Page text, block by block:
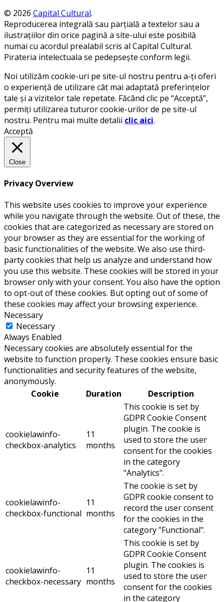
© 2026 Capital Cultural.
Reproducerea integrală sau parțială a textelor sau a
ilustrațiilor din orice pagină a site-ului este posibilă
numai cu acordul prealabil scris al Capital Cultural.
Pirateria intelectuala se pedepsește conform legii.
Noi utilizăm cookie-uri pe site-ul nostru pentru a-ți oferi
o experiență de utilizare cât mai adaptată preferințelor
tale și a vizitelor tale repetate. Făcând clic pe “Acceptă”,
permiți utilizarea tuturor cookie-urilor de pe site-ul
nostru. Pentru mai multe detalii clic aici.
Acceptă
Close
Privacy Overview
This website uses cookies to improve your experience
while you navigate through the website. Out of these, the
cookies that are categorized as necessary are stored on
your browser as they are essential for the working of
basic functionalities of the website. We also use third-
party cookies that help us analyze and understand how
you use this website. These cookies will be stored in your
browser only with your consent. You also have the option
to opt-out of these cookies. But opting out of some of
these cookies may affect your browsing experience.
Necessary
Necessary
Always Enabled
Necessary cookies are absolutely essential for the
website to function properly. These cookies ensure basic
functionalities and security features of the website,
anonymously.
Cookie
Duration Description
cookielawinfo-
checkbox-analytics
11
months
This cookie is set by
GDPR Cookie Consent
plugin. The cookie is
used to store the user
consent for the cookies
in the category
"Analytics".
cookielawinfo-
checkbox-functional
11
months
The cookie is set by
GDPR cookie consent to
record the user consent
for the cookies in the
category "Functional".
cookielawinfo-
checkbox-necessary
11
months
This cookie is set by
GDPR Cookie Consent
plugin. The cookies is
used to store the user
consent for the cookies
in the category